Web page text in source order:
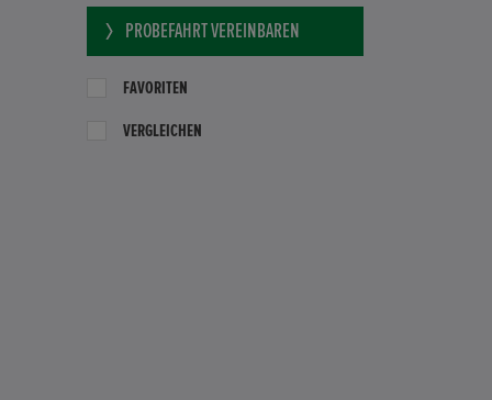
PROBEFAHRT VEREINBAREN
FAVORITEN
VERGLEICHEN